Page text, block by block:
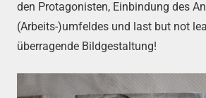
den Protagonisten, Einbindung des
(Arbeits-)umfeldes und last but not
überragende Bildgestaltung!